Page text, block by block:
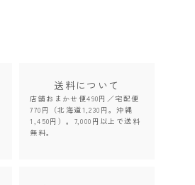
送料について
店舗おまかせ便490円／宅配便
770円（北海道1,230円。沖縄
1,450円）。7,000円以上で送料
無料。